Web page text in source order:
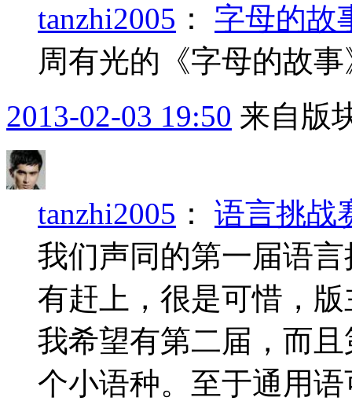
tanzhi2005 ： 字母的故
周有光的《字母的故事
2013-02-03 19:50 来自版
tanzhi2005 ： 语言挑战
我们声同的第一届语
有赶上，很是可惜，
我希望有第二届，而
个小语种。至于通用